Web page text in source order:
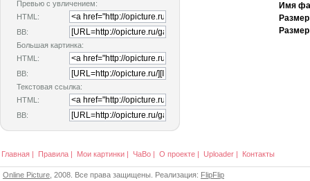
Превью с увличением:
HTML:
BB:
Большая картинка:
HTML:
BB:
Текстовая ссылка:
HTML:
BB:
Имя
Главная | Правила | Мои картинки | ЧаВо | О проекте | Uploader | Контакты
Online Picture , 2008. Все права защищены. Реализация: FlipFlip